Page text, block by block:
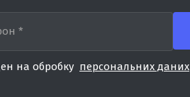
на обробку персональних даних